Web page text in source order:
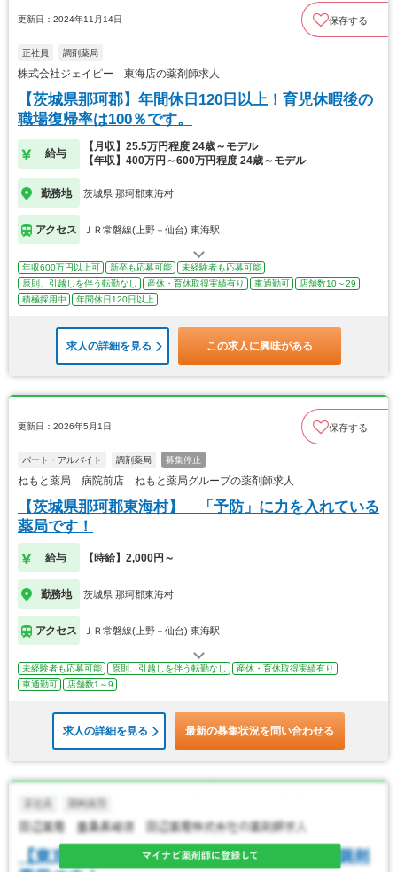
更新日：2024年11月14日 保存する
正社員 調剤薬局
株式会社ジェイピー 東海店の薬剤師求人
【茨城県那珂郡】年間休日120日以上！育児休暇後の
職場復帰率は100％です。
給与
【月収】25.5万円程度 24歳～モデル
【年収】400万円～600万円程度 24歳～モデル
勤務地 茨城県 那珂郡東海村
アクセス ＪＲ常磐線(上野－仙台) 東海駅
年収600万円以上可 新卒も応募可能
未経験者も応募可能
原則、引越しを伴う転勤なし
産休・育休取得実績有り 車通勤可
店舗数10～29
積極採用中
年間休日120日以上
求人の詳細を見る この求人に興味がある
更新日：2026年5月1日 保存する
パート・アルバイト 調剤薬局 募集停止
ねもと薬局 病院前店 ねもと薬局グループの薬剤師求人
【茨城県那珂郡東海村】 「予防」に力を入れている
薬局です！
給与 【時給】2,000円～
勤務地 茨城県 那珂郡東海村
アクセス ＪＲ常磐線(上野－仙台) 東海駅
未経験者も応募可能 原則、引越しを伴う転勤なし
産休・育休取得実績有り
車通勤可
店舗数1～9
求人の詳細を見る 最新の募集状況を問い合わせる